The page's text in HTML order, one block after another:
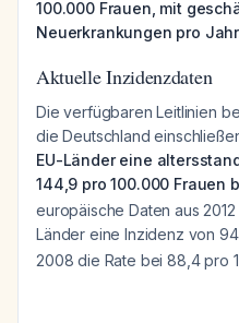
100.000 Frauen, mit
Neuerkrankungen pro
Aktuelle Inzidenzdaten
Die verfügbaren Leitlinien
die Deutschland
EU-Länder eine
144,9 pro 100.000 Frauen
europäische Daten aus
Länder eine Inzidenz von
2008 die Rate bei 88,4 pro